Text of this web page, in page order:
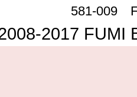
581-009
2017 FUMI